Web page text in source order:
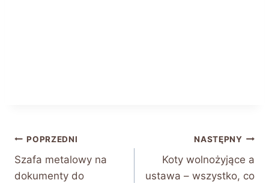
Nawigacja
wpisu
POPRZEDNI
Szafa metalowy na
dokumenty do
NASTĘPNY
Koty wolnożyjące a
ustawa – wszystko, co